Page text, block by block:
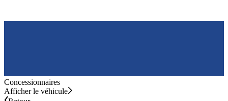
Concessionnaires
Afficher le véhicule